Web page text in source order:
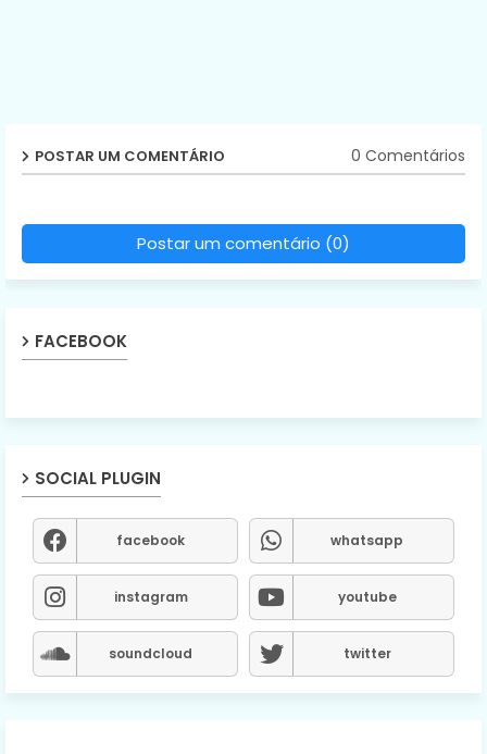
POSTAR UM COMENTÁRIO 0 Comentários
Postar um comentário (0)
FACEBOOK
SOCIAL PLUGIN
facebook whatsapp
instagram youtube
soundcloud twitter